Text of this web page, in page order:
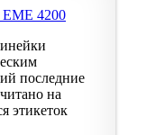
EME 4200
последние
на
этикеток